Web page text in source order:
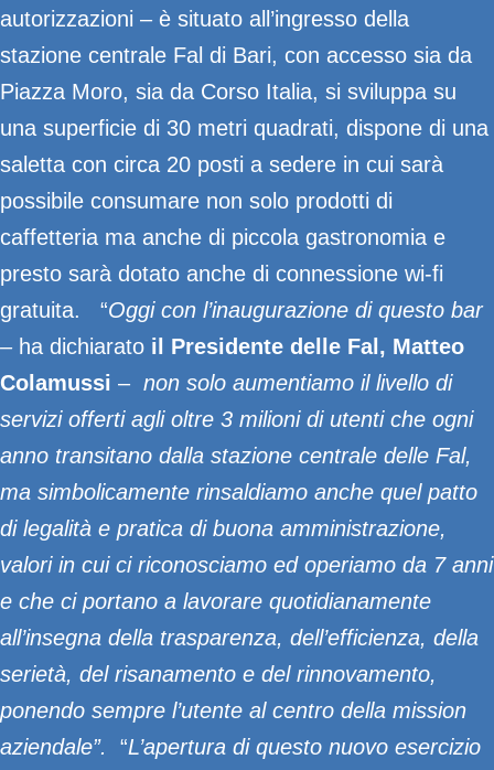
autorizzazioni – è situato all’ingresso della
stazione centrale Fal di Bari, con accesso sia da
Piazza Moro, sia da Corso Italia, si sviluppa su
una superficie di 30 metri quadrati, dispone di una
saletta con circa 20 posti a sedere in cui sarà
possibile consumare non solo prodotti di
caffetteria ma anche di piccola gastronomia e
presto sarà dotato anche di connessione wi-fi
gratuita. “Oggi con l’inaugurazione di questo bar
– ha dichiarato il Presidente delle Fal, Matteo
Colamussi – non solo aumentiamo il livello di
servizi offerti agli oltre 3 milioni di utenti che ogni
anno transitano dalla stazione centrale delle Fal,
ma simbolicamente rinsaldiamo anche quel patto
di legalità e pratica di buona amministrazione,
valori in cui ci riconosciamo ed operiamo da 7 anni
e che ci portano a lavorare quotidianamente
all’insegna della trasparenza, dell’efficienza, della
serietà, del risanamento e del rinnovamento,
ponendo sempre l’utente al centro della mission
aziendale”.
“L’apertura di questo nuovo esercizio